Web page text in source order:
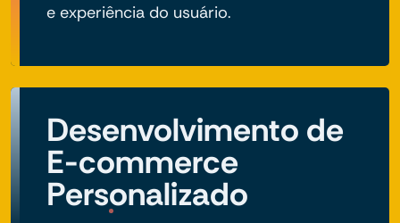
e experiência do usuário.
Desenvolvimento de
E-commerce
Personalizado